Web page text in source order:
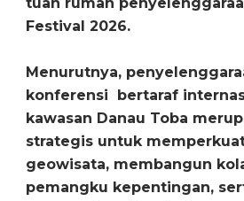
Festival 2026.
Menurutnya,
konferensi bertaraf
kawasan Danau Toba
strategis untuk
geowisata, membangun
pemangku kepentingan,